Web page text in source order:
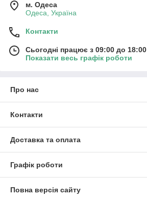
м. Одеса
Одеса, Україна
Контакти
Сьогодні працює з 09:00 до 18:00
Показати весь графік роботи
Про нас
Контакти
Доставка та оплата
Графік роботи
Повна версія сайту